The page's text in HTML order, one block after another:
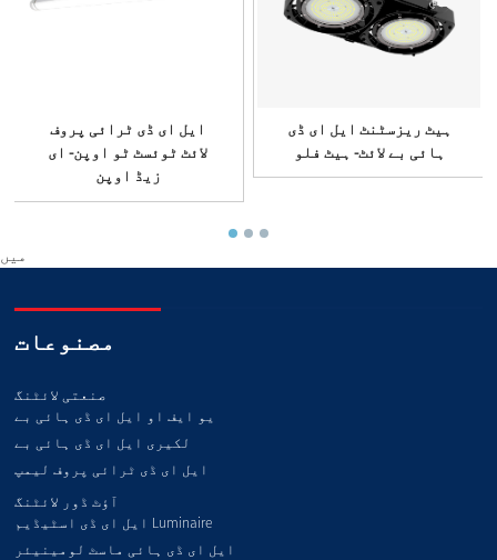
ایل ای ڈی ٹرائی پروف
لائٹ ٹوئسٹ ٹو اوپن- ای
زیڈ اوپن
ہیٹ ریزسٹنٹ ایل ای ڈی
ہائی بے لائٹ- ہیٹ فلو
میں
مصنوعات
صنعتی لائٹنگ
یو ایف او ایل ای ڈی ہائی بے
لکیری ایل ای ڈی ہائی بے
ایل ای ڈی ٹرائی پروف لیمپ
آؤٹ ڈور لائٹنگ
ایل ای ڈی اسٹیڈیم Luminaire
ایل ای ڈی ہائی ماسٹ لومینیئر